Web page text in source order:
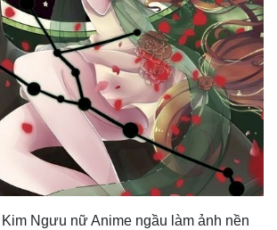
Ngưu nữ Anime ngầu làm ảnh nền